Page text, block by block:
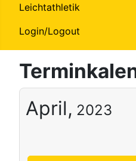
Leichtathletik
Login/Logout
April, 2023